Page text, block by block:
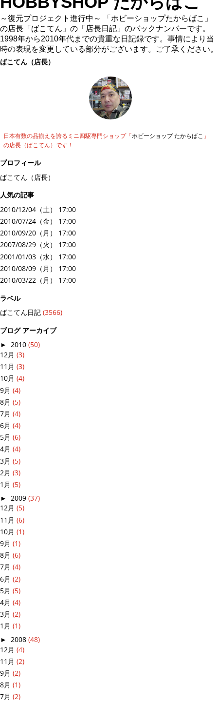
～復元プロジェクト進行中～ 「ホビーショップたからばこ」
の店長「ばこてん」の「店長日記」のバックナンバーです。
1998年から2010年代までの貴重な日記録です。事情により当
時の表現を変更している部分がございます。ご了承ください。
ばこてん（店長）
日本有数の品揃えを誇るミニ四駆専門ショップ「 ホビーショップ たからばこ 」
の店長（ばこてん）です！
プロフィール
ばこてん（店長）
人気の記事
2010/12/04（土） 17:00
2010/07/24（金） 17:00
2010/09/20（月） 17:00
2007/08/29（火） 17:00
2001/01/03（水） 17:00
2010/08/09（月） 17:00
2010/03/22（月） 17:00
ラベル
ばこてん日記 (3566)
ブログ アーカイブ
► 2010 (50)
12月 (3)
11月 (3)
10月 (4)
9月 (4)
8月 (5)
7月 (4)
6月 (4)
5月 (6)
4月 (4)
3月 (5)
2月 (3)
1月 (5)
► 2009 (37)
12月 (5)
11月 (6)
10月 (1)
9月 (1)
8月 (6)
7月 (4)
6月 (2)
5月 (5)
4月 (4)
3月 (2)
1月 (1)
► 2008 (48)
12月 (4)
11月 (2)
9月 (2)
8月 (1)
7月 (2)